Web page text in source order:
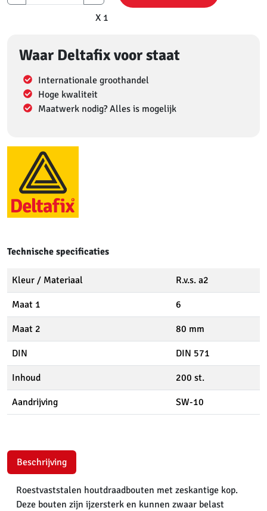
X 1
Waar Deltafix voor staat
Internationale groothandel
Hoge kwaliteit
Maatwerk nodig? Alles is mogelijk
Technische specificaties
Kleur / Materiaal R.v.s. a2
Maat 1 6
Maat 2 80 mm
DIN DIN 571
Inhoud 200 st.
Aandrijving SW-10
Beschrijving
Roestvaststalen houtdraadbouten met zeskantige kop.
Deze bouten zijn ijzersterk en kunnen zwaar belast